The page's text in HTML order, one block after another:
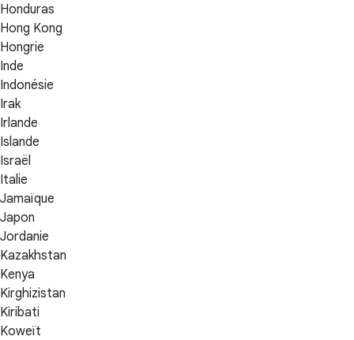
Honduras
Hong Kong
Hongrie
Inde
Indonésie
Irak
Irlande
Islande
Israël
Italie
Jamaïque
Japon
Jordanie
Kazakhstan
Kenya
Kirghizistan
Kiribati
Koweït